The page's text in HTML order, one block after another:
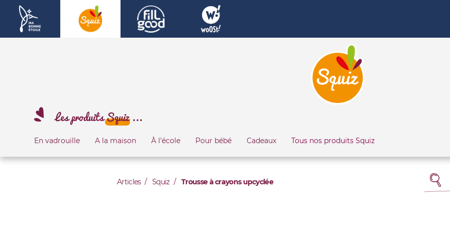
Les produitsSquiz...
En vadrouille A la maison À l'école Pour bébé Cadeaux Tous nos produits Squiz
Articles Squiz Trousse à crayons upcyclée